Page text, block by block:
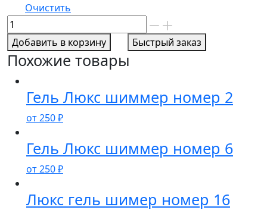
Очистить
Количество
товара
Люкс
шиммер
номер
Добавить в корзину Быстрый заказ
Похожие товары
Гель Люкс шиммер номер 2
от250₽
Гель Люкс шиммер номер 6
от250₽
Люкс гель шимер номер 16